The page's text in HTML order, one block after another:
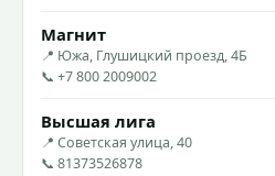
Магнит
📍 Южа, Глушицкий проезд, 4Б
📞 +7 800 2009002
Высшая лига
📍 Советская улица, 40
📞 81373526878